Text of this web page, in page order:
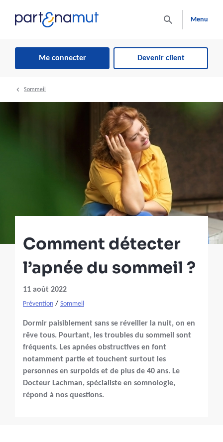
Menu
Me connecter Devenir client
Sommeil
Comment détecter
l’apnée du sommeil ?
11 août 2022
Prévention / Sommeil
Dormir paisiblement sans se réveiller la nuit, on en
rêve tous. Pourtant, les troubles du sommeil sont
fréquents. Les apnées obstructives en font
notamment partie et touchent surtout les
personnes en surpoids et de plus de 40 ans. Le
Docteur Lachman, spécialiste en somnologie,
répond à nos questions.